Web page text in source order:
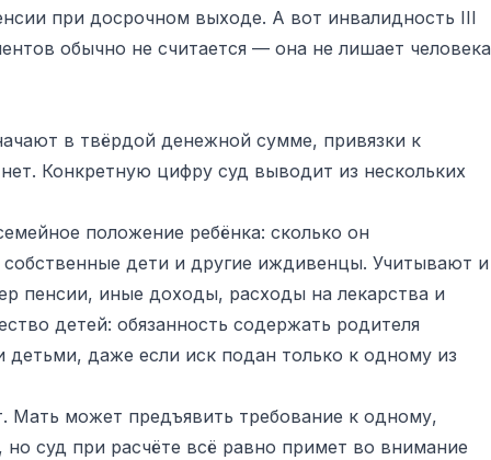
при досрочном выходе. А вот инвалидность III
обычно не считается — она не лишает человека
в твёрдой денежной сумме, привязки к
Конкретную цифру суд выводит из нескольких
положение ребёнка: сколько он
собственные дети и другие иждивенцы. Учитывают и
пенсии, иные доходы, расходы на лекарства и
детей: обязанность содержать родителя
детьми, даже если иск подан только к одному из
Мать может предъявить требование к одному,
суд при расчёте всё равно примет во внимание